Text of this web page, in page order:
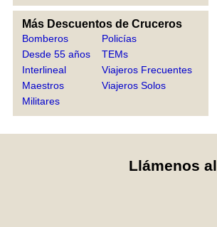
Más Descuentos de Cruceros
Bomberos
Desde 55 años
Interlineal
Maestros
Militares
Policías
TEMs
Viajeros Frecuentes
Viajeros Solos
Llámenos al